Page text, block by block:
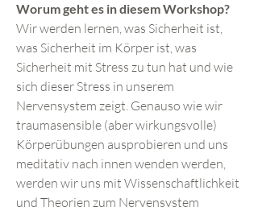
Worum geht es in diesem Workshop?
Wir werden lernen, was Sicherheit ist,
was Sicherheit im Körper ist, was
Sicherheit mit Stress zu tun hat und wie
sich dieser Stress in unserem
Nervensystem zeigt. Genauso wie wir
traumasensible (aber wirkungsvolle)
Körperübungen ausprobieren und uns
meditativ nach innen wenden werden,
werden wir uns mit Wissenschaftlichkeit
und Theorien zum Nervensystem